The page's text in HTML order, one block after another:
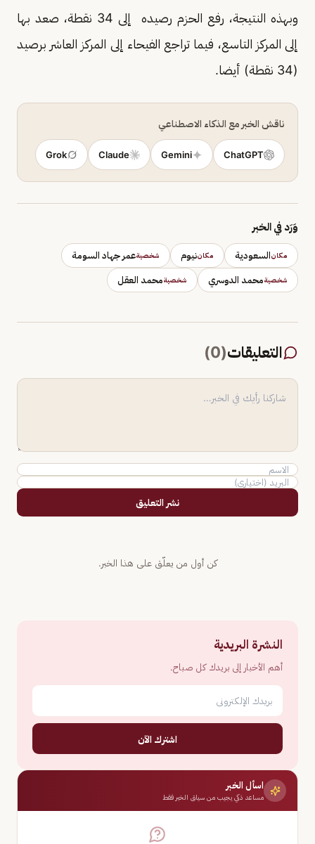
وبهذه النتيجة، رفع الحزم رصيده إلى 34 نقطة، صعد بها
إلى المركز التاسع، فيما تراجع الفيحاء إلى المركز العاشر برصيد
(34 نقطة) أيضا.
ناقش الخبر مع الذكاء الاصطناعي
ChatGPT
Gemini
Claude
Grok
وَرَد في الخبر
مكانالسعودية مكاننيوم شخصيةعمر جهاد السومة
شخصيةمحمد الدوسري شخصيةمحمد العقل
التعليقات(
0
)
نشر التعليق
كن أول من يعلّق على هذا الخبر.
النشرة البريدية
أهم الأخبار إلى بريدك كل صباح.
اشترك الآن
اسأل الخبر
مساعد ذكي يجيب من سياق الخبر فقط